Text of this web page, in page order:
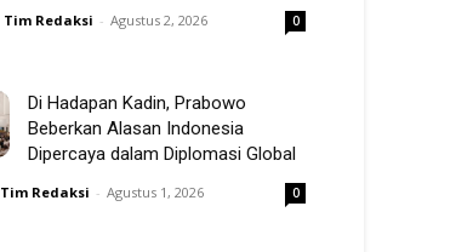
Tim Redaksi - Agustus 2, 2026 0
Di Hadapan Kadin, Prabowo
Beberkan Alasan Indonesia
Dipercaya dalam Diplomasi Global
Tim Redaksi - Agustus 1, 2026 0